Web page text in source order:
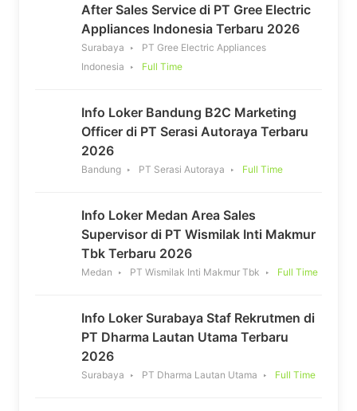
After Sales Service di PT Gree Electric
Appliances Indonesia Terbaru 2026
Surabaya
PT Gree Electric Appliances
Indonesia
Full Time
Info Loker Bandung B2C Marketing
Officer di PT Serasi Autoraya Terbaru
2026
Bandung PT Serasi Autoraya Full Time
Info Loker Medan Area Sales
Supervisor di PT Wismilak Inti Makmur
Tbk Terbaru 2026
Medan PT Wismilak Inti Makmur Tbk Full Time
Info Loker Surabaya Staf Rekrutmen di
PT Dharma Lautan Utama Terbaru
2026
Surabaya PT Dharma Lautan Utama Full Time